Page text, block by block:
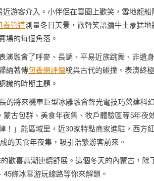
游客介入。小伴侶在雪圈上歡笑，雪地龍船
養管道測量冬日美景，歡聲笑語瀰牛土豪猛地
場的每個角落。
演融會了呼麥、長調、平易近族跳舞、非遺
納著傳包養網評價統與古代的碰撞。表演終
識的時期主題。
的將來機車巨型冰雕融會聲光電技巧營建科幻
蒙古包群、美食年夜集、牧戶體驗區等5年夜
！」能區域里，近30家特點商家進駐，西方
的美食年夜集，吸引浩繁游客前來。
歡喜高潮連續舒展。這個冬天的內蒙古，除
45條冰雪游玩線路等你來解鎖。